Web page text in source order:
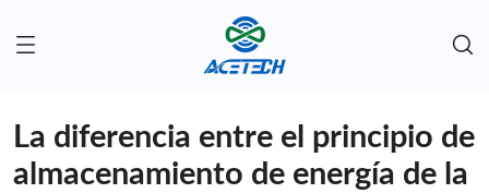
La diferencia entre el principio de
almacenamiento de energía de la